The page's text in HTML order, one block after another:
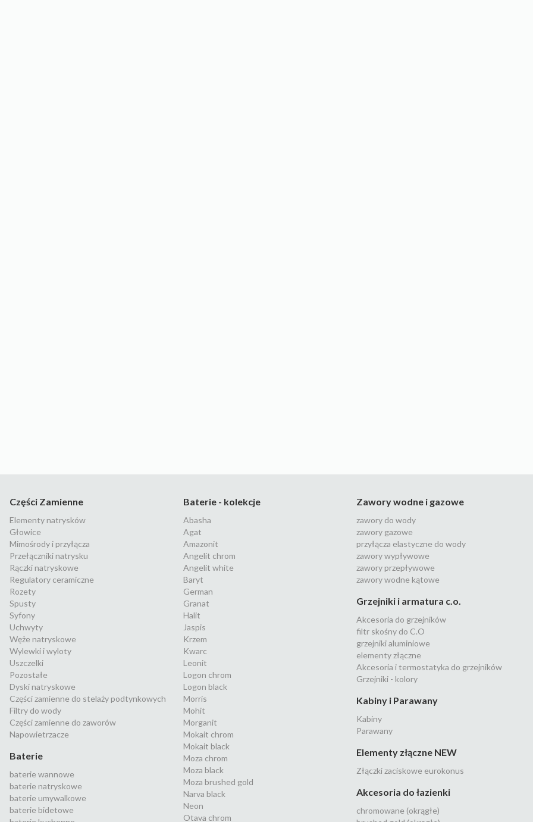
Części Zamienne
Elementy natrysków
Głowice
Mimośrody i przyłącza
Przełączniki natrysku
Rączki natryskowe
Regulatory ceramiczne
Rozety
Spusty
Syfony
Uchwyty
Węże natryskowe
Wylewki i wyloty
Uszczelki
Pozostałe
Dyski natryskowe
Części zamienne do stelaży podtynkowych
Filtry do wody
Części zamienne do zaworów
Napowietrzacze
Baterie
baterie wannowe
baterie natryskowe
baterie umywalkowe
baterie bidetowe
Baterie - kolekcje
Abasha
Agat
Amazonit
Angelit chrom
Angelit white
Baryt
German
Granat
Halit
Jaspis
Krzem
Kwarc
Leonit
Logon chrom
Logon black
Morris
Mohit
Morganit
Mokait chrom
Mokait black
Moza chrom
Moza black
Moza brushed gold
Narva black
Neon
Otava chrom
Zawory wodne i gazowe
zawory do wody
zawory gazowe
przyłącza elastyczne do wody
zawory wypływowe
zawory przepływowe
zawory wodne kątowe
Grzejniki i armatura c.o.
Akcesoria do grzejników
filtr skośny do C.O
grzejniki aluminiowe
elementy złączne
Akcesoria i termostatyka do grzejników
Grzejniki - kolory
Kabiny i Parawany
Kabiny
Parawany
Elementy złączne NEW
Złączki zaciskowe eurokonus
Akcesoria do łazienki
chromowane (okrągłe)